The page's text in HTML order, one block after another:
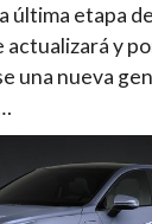
última etapa
actualizará y
una nueva